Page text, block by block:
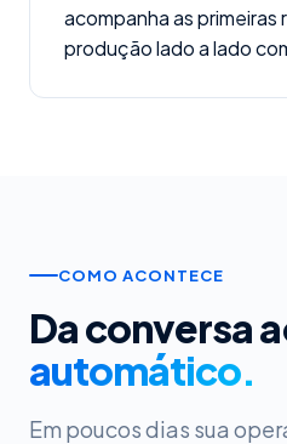
acompanha as primeiras
produção lado a lado
COMO ACONTECE
Da conversa
automático.
Em poucos dias sua